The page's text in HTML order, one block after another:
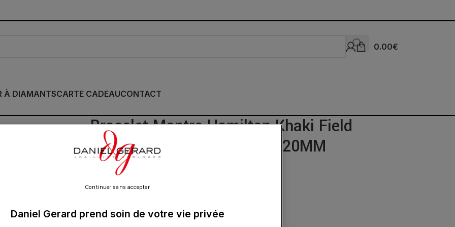
0.00€
À DIAMANTSCARTE CADEAUCONTACT
Bracelet Montre Hamilton Khaki Field
Murph 38 Acier Entrecorne 20MM
145.00€
Daniel Gerard prend soin de votre vie privée
Continuer sans accepter